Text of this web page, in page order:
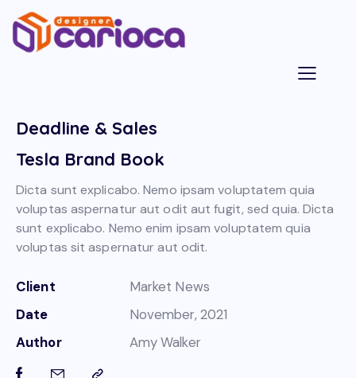
Deadline & Sales
Tesla Brand Book
Dicta sunt explicabo. Nemo ipsam voluptatem quia
voluptas aspernatur aut odit aut fugit, sed quia. Dicta
sunt explicabo. Nemo enim ipsam voluptatem quia
voluptas sit aspernatur aut odit.
Client
Market News
Date
November, 2021
Author
Amy Walker